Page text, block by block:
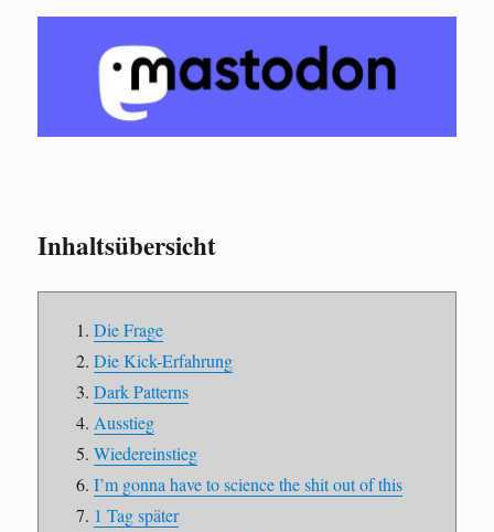
Inhaltsübersicht
Die Frage
Die Kick-Erfahrung
Dark Patterns
Ausstieg
Wiedereinstieg
I’m gonna have to science the shit out of this
1 Tag später